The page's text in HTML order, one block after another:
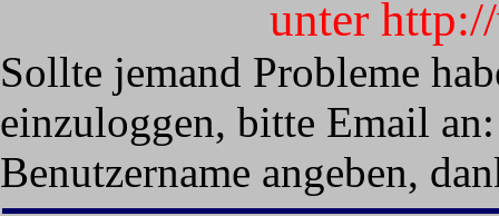
unter
Sollte jemand Probleme
einzuloggen, bitte Email
Benutzername angeben,